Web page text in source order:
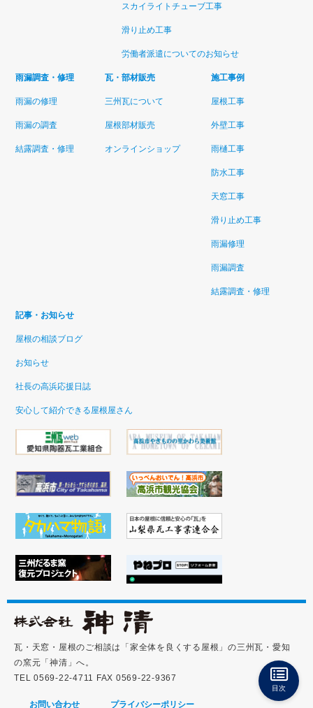
スカイライトチューブ工事
滑り止め工事
労働者派遣についてのお知らせ
雨漏調査・修理
雨漏の修理
雨漏の調査
結露調査・修理
瓦・部材販売
三州瓦について
屋根部材販売
オンラインショップ
施工事例
屋根工事
外壁工事
雨樋工事
防水工事
天窓工事
滑り止め工事
雨漏修理
雨漏調査
結露調査・修理
記事・お知らせ
屋根の相談ブログ
お知らせ
社長の高浜応援日誌
安心して紹介できる屋根屋さん
瓦・天窓・屋根のご相談は「家全体を良くする屋根」の三州瓦・愛知
の窯元「神清」へ。
TEL 0569-22-4711 FAX 0569-22-9367
お問い合わせ プライバシーポリシー
目次